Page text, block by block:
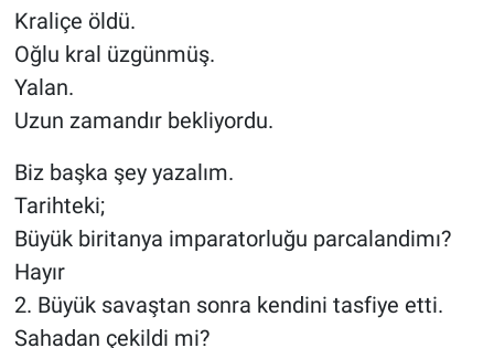
Kraliçe öldü.
Oğlu kral üzgünmüş.
Yalan.
Uzun zamandır bekliyordu.
Biz başka şey yazalım.
Tarihteki;
Büyük biritanya imparatorluğu parcalandimı?
Hayır
2. Büyük savaştan sonra kendini tasfiye etti.
Sahadan çekildi mi?